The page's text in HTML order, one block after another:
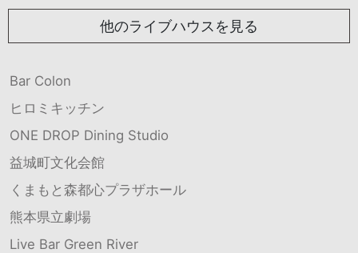
他のライブハウスを見る
Bar Colon
ヒロミキッチン
ONE DROP Dining Studio
益城町文化会館
くまもと森都心プラザホール
熊本県立劇場
Live Bar Green River